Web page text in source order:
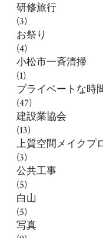
研修旅行
(3)
お祭り
(4)
小松市一斉清掃
(1)
プライベートな時
(47)
建設業協会
(13)
上質空間メイクプ
(3)
公共工事
(5)
白山
(5)
写真